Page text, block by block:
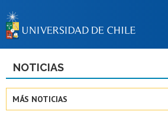
BIBLIOTECAS
Estudiantes
NOTICIAS
MÁS NOTICIAS